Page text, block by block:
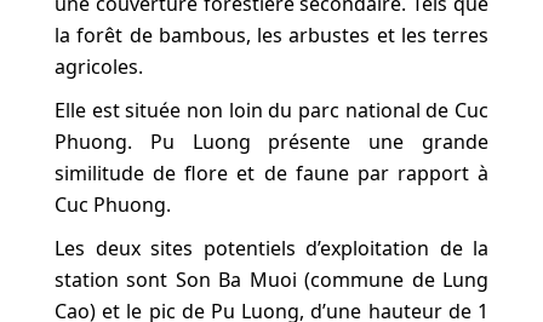
la forêt de bambous, les arbustes et les terres
agricoles.
Elle est située non loin du parc national de Cuc
Phuong. Pu Luong présente une grande
similitude de flore et de faune par rapport à
Cuc Phuong.
Les deux sites potentiels d’exploitation de la
station sont Son Ba Muoi (commune de Lung
Cao) et le pic de Pu Luong, d’une hauteur de 1